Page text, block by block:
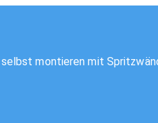
montieren mit